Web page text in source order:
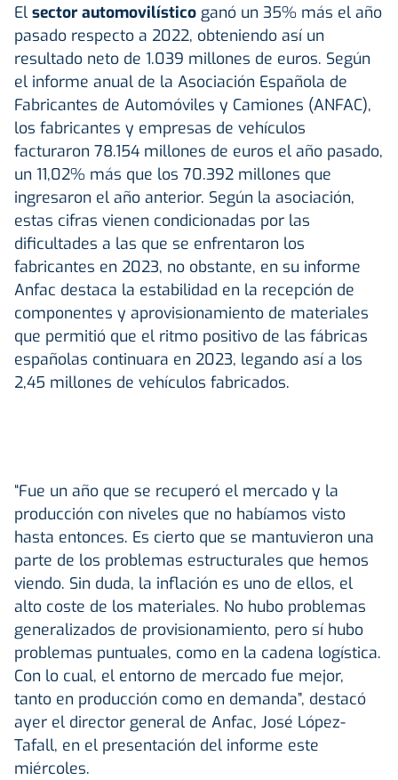
El sector automovilístico ganó un 35% más el año
pasado respecto a 2022, obteniendo así un
resultado neto de 1.039 millones de euros. Según
el informe anual de la Asociación Española de
Fabricantes de Automóviles y Camiones (ANFAC),
los fabricantes y empresas de vehículos
facturaron 78.154 millones de euros el año pasado,
un 11,02% más que los 70.392 millones que
ingresaron el año anterior. Según la asociación,
estas cifras vienen condicionadas por las
dificultades a las que se enfrentaron los
fabricantes en 2023, no obstante, en su informe
Anfac destaca la estabilidad en la recepción de
componentes y aprovisionamiento de materiales
que permitió que el ritmo positivo de las fábricas
españolas continuara en 2023, legando así a los
2,45 millones de vehículos fabricados.
“Fue un año que se recuperó el mercado y la
producción con niveles que no habíamos visto
hasta entonces. Es cierto que se mantuvieron una
parte de los problemas estructurales que hemos
viendo. Sin duda, la inflación es uno de ellos, el
alto coste de los materiales. No hubo problemas
generalizados de provisionamiento, pero sí hubo
problemas puntuales, como en la cadena logística.
Con lo cual, el entorno de mercado fue mejor,
tanto en producción como en demanda”, destacó
ayer el director general de Anfac, José López-
Tafall, en el presentación del informe este
miércoles.